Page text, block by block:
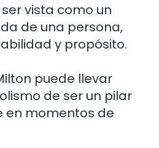
vista como un
de una persona,
y propósito.
puede llevar
de ser un pilar
en momentos de